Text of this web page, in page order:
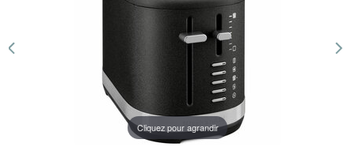
Cliquez pour agrandir